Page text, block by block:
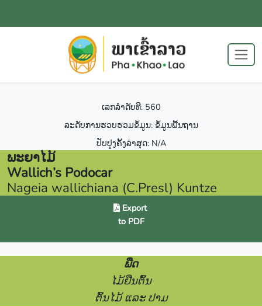
ເລກລຳດັບທີ: 560
ລະດັບການຮວບຮວມຂໍ້ມູນ: ຂໍ້ມູນພື້ນຖານ
ປັບປູງຄັ້ງລ່າສຸດ: N/A
ພະຍາໄມ້
Wallich’s Podocar
Nageia wallichiana (C.Presl) Kuntze
Export
to PDF
ພືດ
ໄມ້ຢືນຕົ້ນ
ຕົ້ນໄມ້ ແລະ ປາມ